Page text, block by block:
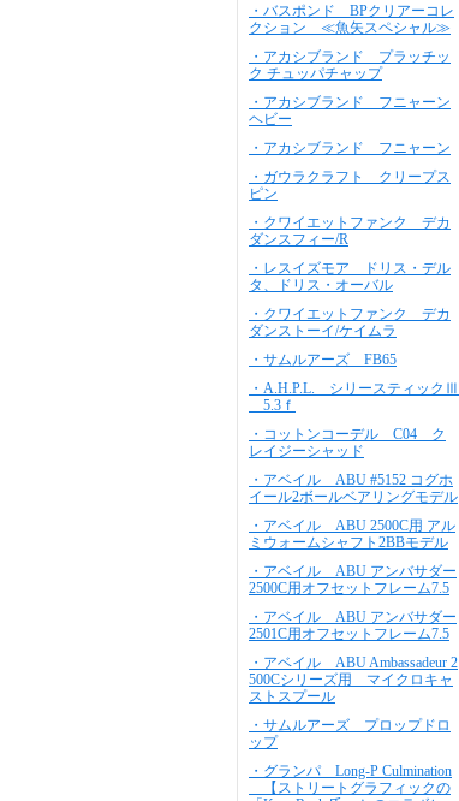
・バスポンド BPクリアーコレ
クション ≪魚矢スペシャル≫
・アカシブランド プラッチッ
ク チュッパチャップ
・アカシブランド フニャーン
ヘビー
・アカシブランド フニャーン
・ガウラクラフト クリープス
ピン
・クワイエットファンク デカ
ダンスフィー/R
・レスイズモア ドリス・デル
タ、ドリス・オーバル
・クワイエットファンク デカ
ダンストーイ/ケイムラ
・サムルアーズ FB65
・A.H.P.L. シリースティックⅢ
5.3ｆ
・コットンコーデル C04 ク
レイジーシャッド
・アベイル ABU #5152 コグホ
イール2ボールベアリングモデル
・アベイル ABU 2500C用 アル
ミウォームシャフト2BBモデル
・アベイル ABU アンバサダー
2500C用オフセットフレーム7.5
・アベイル ABU アンバサダー
2501C用オフセットフレーム7.5
・アベイル ABU Ambassadeur 2
500Cシリーズ用 マイクロキャ
ストスプール
・サムルアーズ プロップドロ
ップ
・グランパ Long-P Culmination
【ストリートグラフィックの